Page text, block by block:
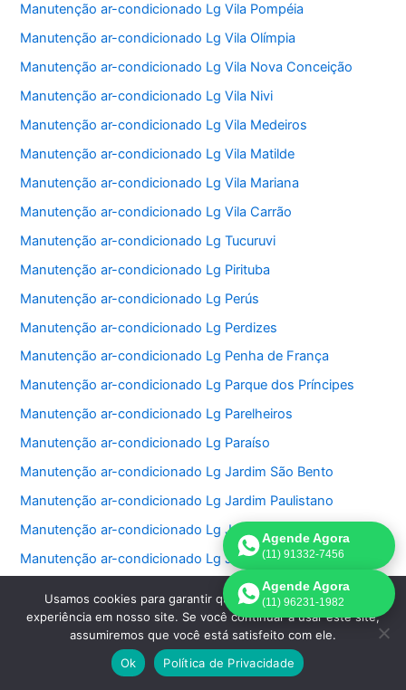
Manutenção ar-condicionado Lg Vila Pompéia
Manutenção ar-condicionado Lg Vila Olímpia
Manutenção ar-condicionado Lg Vila Nova Conceição
Manutenção ar-condicionado Lg Vila Nivi
Manutenção ar-condicionado Lg Vila Medeiros
Manutenção ar-condicionado Lg Vila Matilde
Manutenção ar-condicionado Lg Vila Mariana
Manutenção ar-condicionado Lg Vila Carrão
Manutenção ar-condicionado Lg Tucuruvi
Manutenção ar-condicionado Lg Pirituba
Manutenção ar-condicionado Lg Perús
Manutenção ar-condicionado Lg Perdizes
Manutenção ar-condicionado Lg Penha de França
Manutenção ar-condicionado Lg Parque dos Príncipes
Manutenção ar-condicionado Lg Parelheiros
Manutenção ar-condicionado Lg Paraíso
Manutenção ar-condicionado Lg Jardim São Bento
Manutenção ar-condicionado Lg Jardim Paulistano
Manutenção ar-condicionado Lg Jardim Paulista
Manutenção ar-condicionado Lg Jardim Morumbi
Manutenção ar-condicionado Lg Jardim Fonte do Morumbi
Manutenção ar-condicionado Lg Jardim Europa
Manutenção ar-condicionado Lg Jardim das Perdizes
Manutenção ar-condicionado Lg Jardim das Acacias
Agende Agora
(11) 91332-7456
Agende Agora
(11) 96231-1982
Usamos cookies para garantir que oferecemos a melhor
experiência em nosso site. Se você continuar a usar este site,
assumiremos que você está satisfeito com ele.
Ok
Política de Privacidade